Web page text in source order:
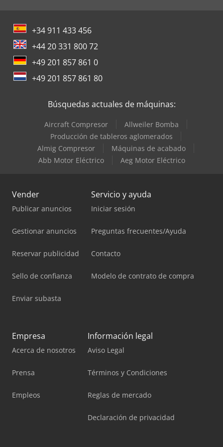
+34 911 433 456
+44 20 331 800 72
+49 201 857 861 0
+49 201 857 861 80
Búsquedas actuales de máquinas:
Aircraft Compresor
Allweiler Bomba
Producción de tableros aglomerados
Almig Compresor
Máquinas de acabado
Abb Motor Eléctrico
Aeg Motor Eléctrico
Vender
Publicar anuncios
Gestionar anuncios
Reservar publicidad
Sello de confianza
Enviar subasta
Servicio y ayuda
Iniciar sesión
Preguntas frecuentes/Ayuda
Contacto
Modelo de contrato de compra
Empresa
Acerca de nosotros
Prensa
Empleos
Información legal
Aviso Legal
Términos y Condiciones
Reglas de mercado
Declaración de privacidad